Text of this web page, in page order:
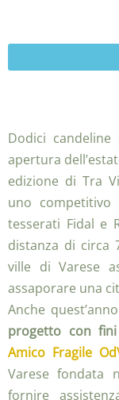
Dodici
apertura
edizione di Tra
uno
tesserati Fidal e
distanza di circa
ville di Varese
assaporare una
Anche
progetto con
Amico Fragile
Varese fondata
fornire